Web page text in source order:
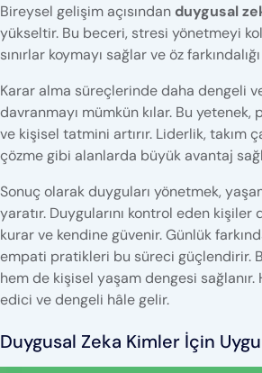
Bireysel gelişim açısından duygusal
yükseltir. Bu beceri, stresi yönetmeyi
sınırlar koymayı sağlar ve öz farkındalığı
Karar alma süreçlerinde daha dengeli
davranmayı mümkün kılar. Bu yetenek,
ve kişisel tatmini artırır. Liderlik, takım
çözme gibi alanlarda büyük avantaj
Sonuç olarak duyguları yönetmek,
yaratır. Duygularını kontrol eden kişiler
kurar ve kendine güvenir. Günlük
empati pratikleri bu süreci güçlendirir.
hem de kişisel yaşam dengesi
edici ve dengeli hâle gelir.
Duygusal Zeka Kimler İçin